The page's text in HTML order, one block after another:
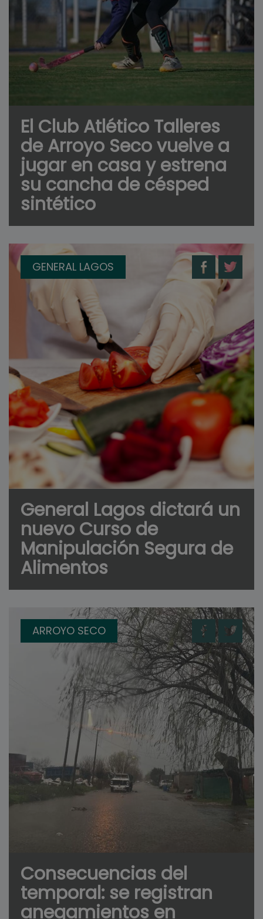
El Club Atlético Talleres
de Arroyo Seco vuelve a
jugar en casa y estrena
su cancha de césped
sintético
GENERAL LAGOS
General Lagos dictará un
nuevo Curso de
Manipulación Segura de
Alimentos
ARROYO SECO
Consecuencias del
temporal: se registran
anegamientos en